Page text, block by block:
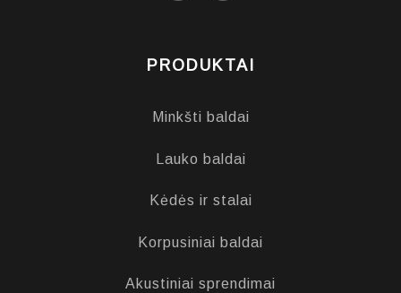
PRODUKTAI
Minkšti baldai
Lauko baldai
Kėdės ir stalai
Korpusiniai baldai
Akustiniai sprendimai